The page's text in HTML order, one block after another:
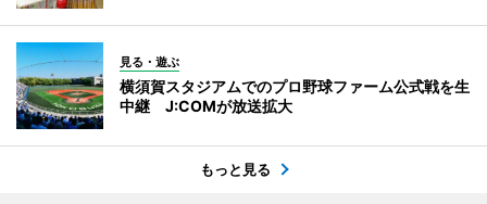
見る・遊ぶ
横須賀スタジアムでのプロ野球ファーム公式戦を生
中継 J:COMが放送拡大
もっと見る